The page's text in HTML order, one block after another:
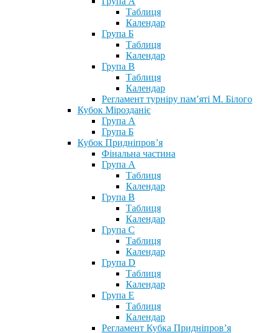
Таблиця
Календар
Група Б
Таблиця
Календар
Група В
Таблиця
Календар
Регламент турніру пам’яті М. Білого
Кубок Мірозданіє
Група А
Група Б
Кубок Придніпров’я
Фінальна частина
Група А
Таблиця
Календар
Група В
Таблиця
Календар
Група С
Таблиця
Календар
Група D
Таблиця
Календар
Група Е
Таблиця
Календар
Регламент Кубка Придніпров’я